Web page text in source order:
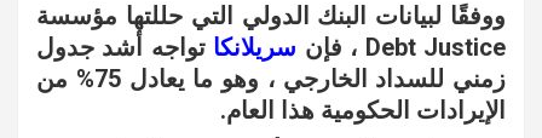
ووفقًا لبيانات البنك الدولي التي حللتها مؤسسة
Debt Justice ، فإن
سريلانكا تواجه أشد جدول
زمني للسداد الخارجي ، وهو ما يعادل 75% من
الإيرادات الحكومية هذا العام.